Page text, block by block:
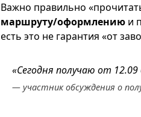
Важно правильно
маршруту/оформлению и
есть это не гарантия «от
«Сегодня получаю от
— участник обсуждения о